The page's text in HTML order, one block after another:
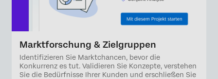
Marktforschung & Zielgruppen
Identifizieren Sie Marktchancen, bevor die
Konkurrenz es tut. Validieren Sie Konzepte, verstehen
Sie die Bedürfnisse Ihrer Kunden und erschließen Sie